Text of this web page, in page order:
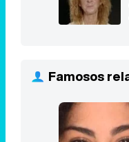
Famosos